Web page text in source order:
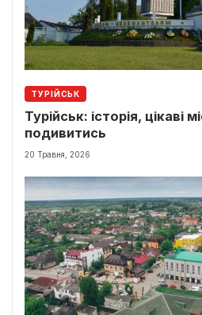
ТУРІЙСЬК
Турійськ: історія, цікаві
подивитись
20 Травня, 2026